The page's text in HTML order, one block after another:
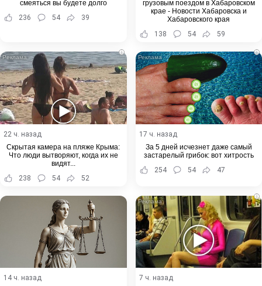
смеяться вы будете долго
236
54 39
грузовым поездом в Хабаровском
крае - Новости Хабаровска и
Хабаровского края
138
54 59
i
22 ч. назад
Скрытая камера на пляже Крыма:
Что люди вытворяют, когда их не
видят...
238
54 52
i
17 ч. назад
За 5 дней исчезнет даже самый
застарелый грибок: вот хитрость
254
54 47
14 ч. назад
i
7 ч. назад